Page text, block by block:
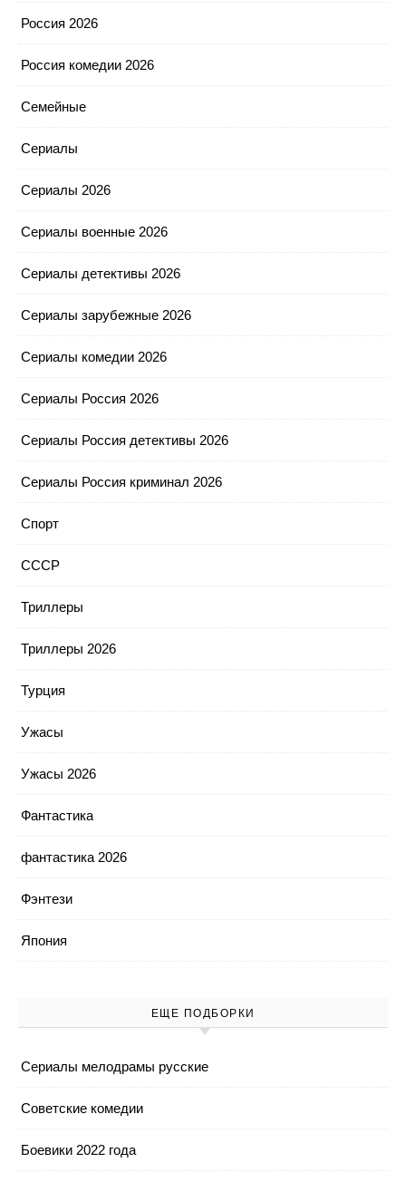
Россия 2026
Россия комедии 2026
Семейные
Сериалы
Сериалы 2026
Сериалы военные 2026
Сериалы детективы 2026
Сериалы зарубежные 2026
Сериалы комедии 2026
Сериалы Россия 2026
Сериалы Россия детективы 2026
Сериалы Россия криминал 2026
Спорт
СССР
Триллеры
Триллеры 2026
Турция
Ужасы
Ужасы 2026
Фантастика
фантастика 2026
Фэнтези
Япония
ЕЩЕ ПОДБОРКИ
Cериалы мелодрамы русские
Cоветские комедии
Боевики 2022 года